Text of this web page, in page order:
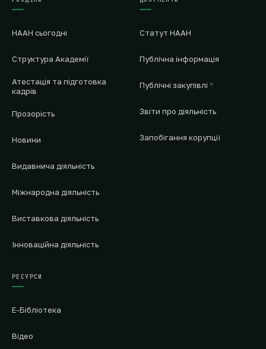
НААН сьогодні
Структура Академії
Атестація та підготовка
кадрів
Прозорість
Новини
Видавнича діяльність
Міжнародна діяльність
Виставкова діяльність
Інноваційна діяльність
Статут НААН
Публічна інформація
Публічні закупівлі
Звіти про діяльність
Запобігання корупції
РЕСУРСИ
Е-Бібліотека
Відео